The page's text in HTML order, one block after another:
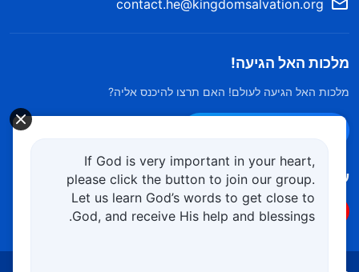
contact.he@kingdomsalvation.org
מלכות האל הגיעה!
מלכות האל הגיעה לעולם! האם תרצו להיכנס אליה?
עקוב אחרינו
If God is very important in your heart,
please click the button to join our group.
Let us learn God’s words to get close to
God, and receive His help and blessings.